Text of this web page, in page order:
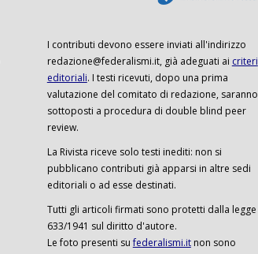
I contributi devono essere inviati all'indirizzo
redazione@federalismi.it, già adeguati ai criteri
editoriali. I testi ricevuti, dopo una prima
valutazione del comitato di redazione, saranno
sottoposti a procedura di double blind peer
review.
La Rivista riceve solo testi inediti: non si
pubblicano contributi già apparsi in altre sedi
editoriali o ad esse destinati.
Tutti gli articoli firmati sono protetti dalla legge
633/1941 sul diritto d'autore.
Le foto presenti sufederalismi.itnon sono